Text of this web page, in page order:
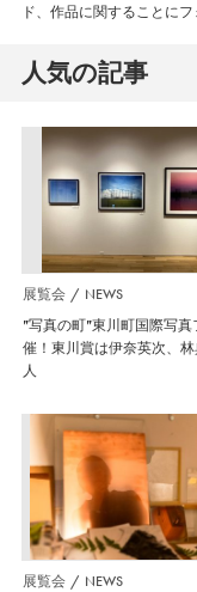
ド、作品に関することに
人気の記事
展覧会 NEWS
”写真の町”東川町国際写
催！東川賞は伊奈英次、
人
展覧会 NEWS